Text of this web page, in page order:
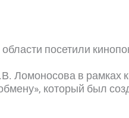
посетили
Ломоносова в рамках
который был